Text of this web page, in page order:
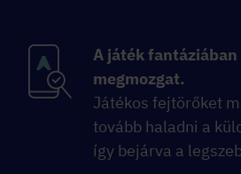
A játék
megmozgat.
Játékos fejtörőket
tovább haladni a
így bejárva a